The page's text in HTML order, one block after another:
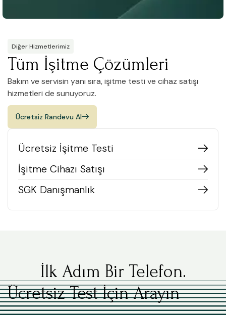
Diğer Hizmetlerimiz
Tüm İşitme Çözümleri
Bakım ve servisin yanı sıra, işitme testi ve cihaz satışı
hizmetleri de sunuyoruz.
Ücretsiz Randevu Al
Ücretsiz İşitme Testi
İşitme Cihazı Satışı
SGK Danışmanlık
İlk Adım Bir Telefon.
Ücretsiz Test İçin Arayın